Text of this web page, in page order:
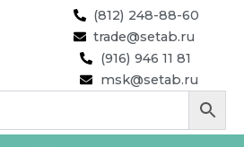
(812) 248-88-60
trade@setab.ru
(916) 946 11 81
msk@setab.ru